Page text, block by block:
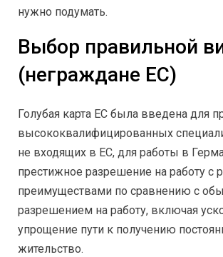
нужно подумать.
Выбор правильной
(неграждане ЕС)
Голубая карта ЕС была введена для
высококвалифицированных
не входящих в ЕС, для работы в
престижное разрешение на работу с
преимуществами по сравнению с
разрешением на работу, включая
упрощение пути к получению
жительство.